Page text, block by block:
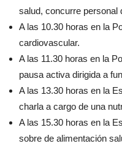
salud, concurre personal
A las 10.30 horas en la
cardiovascular.
A las 11.30 horas en la
pausa activa dirigida a
A las 13.30 horas en la
charla a cargo de una
A las 15.30 horas en la
sobre de alimentación